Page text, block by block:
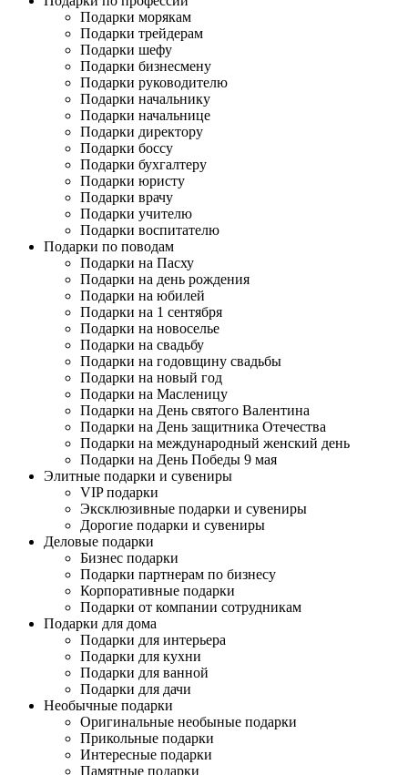
Подарки морякам
Подарки трейдерам
Подарки шефу
Подарки бизнесмену
Подарки руководителю
Подарки начальнику
Подарки начальнице
Подарки директору
Подарки боссу
Подарки бухгалтеру
Подарки юристу
Подарки врачу
Подарки учителю
Подарки воспитателю
Подарки по поводам
Подарки на Пасху
Подарки на день рождения
Подарки на юбилей
Подарки на 1 сентября
Подарки на новоселье
Подарки на свадьбу
Подарки на годовщину свадьбы
Подарки на новый год
Подарки на Масленицу
Подарки на День святого Валентина
Подарки на День защитника Отечества
Подарки на международный женский день
Подарки на День Победы 9 мая
Элитные подарки и сувениры
VIP подарки
Эксклюзивные подарки и сувениры
Дорогие подарки и сувениры
Деловые подарки
Бизнес подарки
Подарки партнерам по бизнесу
Корпоративные подарки
Подарки от компании сотрудникам
Подарки для дома
Подарки для интерьера
Подарки для кухни
Подарки для ванной
Подарки для дачи
Необычные подарки
Оригинальные необыные подарки
Прикольные подарки
Интересные подарки
Памятные подарки